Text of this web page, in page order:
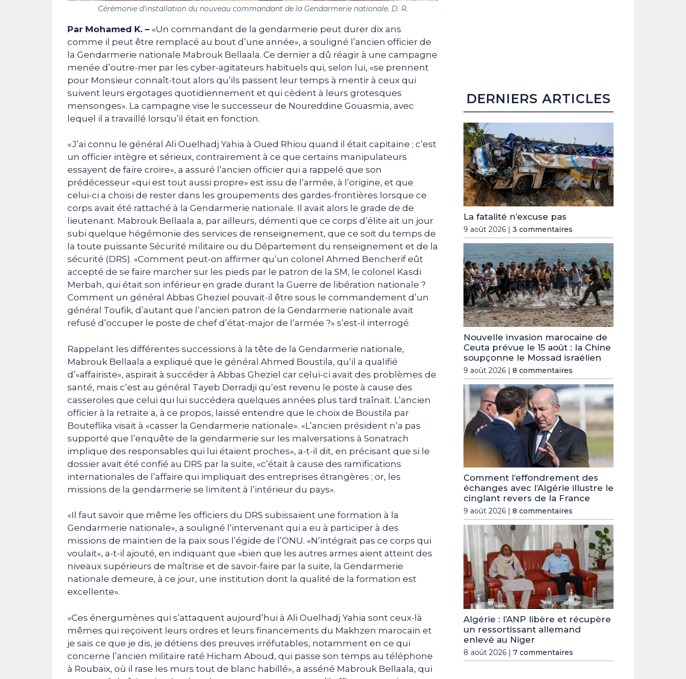
Cérémonie d'installation du nouveau commandant de la Gendarmerie nationale. D. R.
Par Mohamed K. – «Un commandant de la gendarmerie peut durer dix ans
comme il peut être remplacé au bout d’une année», a souligné l’ancien officier de
la Gendarmerie nationale Mabrouk Bellaala. Ce dernier a dû réagir à une campagne
menée d’outre-mer par les cyber-agitateurs habituels qui, selon lui, «se prennent
pour Monsieur connaît-tout alors qu’ils passent leur temps à mentir à ceux qui
suivent leurs ergotages quotidiennement et qui cèdent à leurs grotesques
mensonges». La campagne vise le successeur de Noureddine Gouasmia, avec
lequel il a travaillé lorsqu’il était en fonction.
«J’ai connu le général Ali Ouelhadj Yahia à Oued Rhiou quand il était capitaine ; c’est
un officier intègre et sérieux, contrairement à ce que certains manipulateurs
essayent de faire croire», a assuré l’ancien officier qui a rappelé que son
prédécesseur «qui est tout aussi propre» est issu de l’armée, à l’origine, et que
celui-ci a choisi de rester dans les groupements des gardes-frontières lorsque ce
corps avait été rattaché à la Gendarmerie nationale. Il avait alors le grade de de
lieutenant. Mabrouk Bellaala a, par ailleurs, démenti que ce corps d’élite ait un jour
subi quelque hégémonie des services de renseignement, que ce soit du temps de
la toute puissante Sécurité militaire ou du Département du renseignement et de la
sécurité (DRS). «Comment peut-on affirmer qu’un colonel Ahmed Bencherif eût
accepté de se faire marcher sur les pieds par le patron de la SM, le colonel Kasdi
Merbah, qui était son inférieur en grade durant la Guerre de libération nationale ?
Comment un général Abbas Gheziel pouvait-il être sous le commandement d’un
général Toufik, d’autant que l’ancien patron de la Gendarmerie nationale avait
refusé d’occuper le poste de chef d’état-major de l’armée ?» s’est-il interrogé.
Rappelant les différentes successions à la tête de la Gendarmerie nationale,
Mabrouk Bellaala a expliqué que le général Ahmed Boustila, qu’il a qualifié
d’«affairiste», aspirait à succéder à Abbas Gheziel car celui-ci avait des problèmes de
santé, mais c’est au général Tayeb Derradji qu’est revenu le poste à cause des
casseroles que celui qui lui succédera quelques années plus tard traînait. L’ancien
officier à la retraite a, à ce propos, laissé entendre que le choix de Boustila par
Bouteflika visait à «casser la Gendarmerie nationale». «L’ancien président n’a pas
supporté que l’enquête de la gendarmerie sur les malversations à Sonatrach
implique des responsables qui lui étaient proches», a-t-il dit, en précisant que si le
dossier avait été confié au DRS par la suite, «c’était à cause des ramifications
internationales de l’affaire qui impliquait des entreprises étrangères ; or, les
missions de la gendarmerie se limitent à l’intérieur du pays».
«Il faut savoir que même les officiers du DRS subissaient une formation à la
Gendarmerie nationale», a souligné l’intervenant qui a eu à participer à des
missions de maintien de la paix sous l’égide de l’ONU. «N’intégrait pas ce corps qui
voulait», a-t-il ajouté, en indiquant que «bien que les autres armes aient atteint des
niveaux supérieurs de maîtrise et de savoir-faire par la suite, la Gendarmerie
nationale demeure, à ce jour, une institution dont la qualité de la formation est
excellente».
«Ces énergumènes qui s’attaquent aujourd’hui à Ali Ouelhadj Yahia sont ceux-là
mêmes qui reçoivent leurs ordres et leurs financements du Makhzen marocain et
je sais ce que je dis, je détiens des preuves irréfutables, notamment en ce qui
concerne l’ancien militaire raté Hicham Aboud, qui passe son temps au téléphone
à Roubaix, où il rase les murs tout de blanc habillé», a asséné Mabrouk Bellaala, qui
DERNIERS ARTICLES
La fatalité n’excuse pas
9 août 2026 | 3 commentaires
Nouvelle invasion marocaine de
Ceuta prévue le 15 août : la Chine
soupçonne le Mossad israélien
9 août 2026 | 8 commentaires
Comment l’effondrement des
échanges avec l’Algérie illustre le
cinglant revers de la France
9 août 2026 | 8 commentaires
Algérie : l’ANP libère et récupère
un ressortissant allemand
enlevé au Niger
8 août 2026 | 7 commentaires